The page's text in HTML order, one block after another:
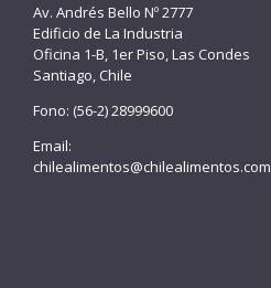
Av. Andrés Bello Nº 2777
Edificio de La Industria
Oficina 1-B, 1er Piso, Las Condes
Santiago, Chile
Fono: (56-2) 28999600
Email:
chilealimentos@chilealimentos.com